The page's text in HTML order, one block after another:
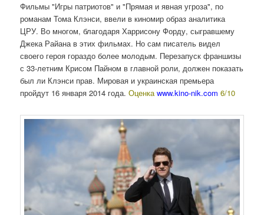
Фильмы "Игры патриотов" и "Прямая и явная угроза", по
романам Тома Клэнси, ввели в киномир образ аналитика
ЦРУ. Во многом, благодаря Харрисону Форду, сыгравшему
Джека Райана в этих фильмах. Но сам писатель видел
своего героя гораздо более молодым. Перезапуск франшизы
с 33-летним Крисом Пайном в главной роли, должен показать
был ли Клэнси прав. Мировая и украинская премьера
пройдут 16 января 2014 года. Оценкаwww.kino-nik.com6/10